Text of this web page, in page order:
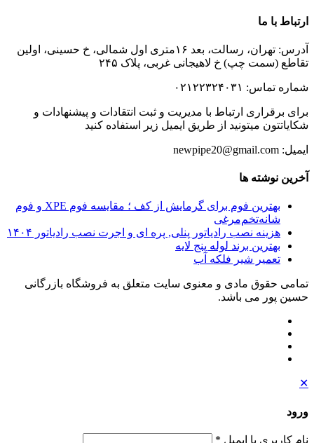
ارتباط با ما
آدرس: تهران، رسالت، بعد ۱۶متری اول شمالی، خ حسینی، اولین
تقاطع (سمت چپ) خ لاهیجانی غربی، پلاک ۲۴۵
شماره تماس: ۰۲۱۲۲۳۲۴۰۳۱
برای برقراری ارتباط با مدیریت و ثبت انتقادات و پیشنهادات و
شکایاتتون میتونید از طریق ایمیل زیر استفاده کنید
ایمیل: newpipe20@gmail.com
آخرین نوشته ها
بهترین فوم برای گرمایش از کف ؛ مقایسه فوم XPE و فوم
شانه‌تخم‌مرغی
هزینه نصب رادیاتور پنلی, پره ای و اجرت نصب رادیاتور ۱۴۰۴
بهترین برند لوله پنج لایه
تعمیر شیر فلکه آب
تمامی حقوق مادی و معنوی سایت متعلق به فروشگاه بازرگانی
حسین پور می باشد.
✕
ورود
نام کاربری یا ایمیل *